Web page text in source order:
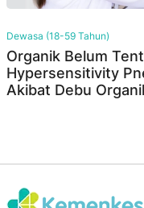
Dewasa (18-59 Tahun)
Organik Belum
Hypersensitivity
Akibat Debu